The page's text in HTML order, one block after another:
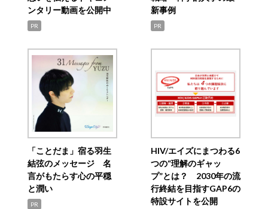
ンタリー動画を公開中
PR
新事例
PR
「ことだま」宿る羽生
結弦のメッセージ 名
言がもたらす心の平穏
と潤い
PR
HIV/エイズにまつわる6
つの“理解のギャッ
プ”とは？ 2030年の流
行終結を目指すGAP6の
特設サイトを公開